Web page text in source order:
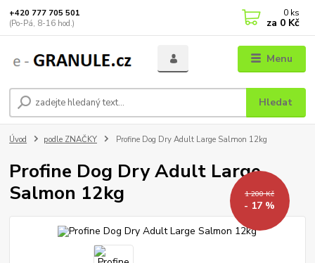
Menu
Hledat
+420 777 705 501
(Po-Pá, 8-16 hod.)
0 ks
za 0 Kč
Úvod podle ZNAČKY Profine Dog Dry Adult Large Salmon 12kg
Profine Dog Dry Adult Large
Salmon 12kg
1 200 Kč
- 17 %